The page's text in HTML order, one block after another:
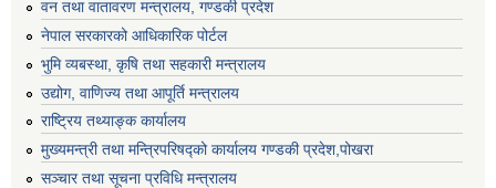
वन तथा वातावरण मन्त्रालय, गण्डकी प्रदेश
नेपाल सरकारको आधिकारिक पोर्टल
भुमि व्यबस्था, कृषि तथा सहकारी मन्त्रालय
उद्योग, वाणिज्य तथा आपूर्ति मन्त्रालय
राष्ट्रिय तथ्याङ्क कार्यालय
मुख्यमन्त्री तथा मन्त्रिपरिषद्को कार्यालय गण्डकी प्रदेश,पोखरा
सञ्‍चार तथा सूचना प्रविधि मन्त्रालय